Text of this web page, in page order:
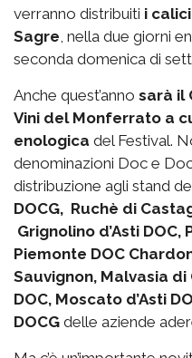
verranno distribuiti i
Sagre , nella due giorni
seconda domenica di
Anche quest’anno sarà il
Vini del Monferrato a
enologica del Festival.
denominazioni Doc e
distribuzione agli stand
DOCG, Ruchè di
Grignolino d’Asti
Piemonte DOC
Sauvignon, Malvasia
DOC, Moscato d’Asti
DOCG delle aziende